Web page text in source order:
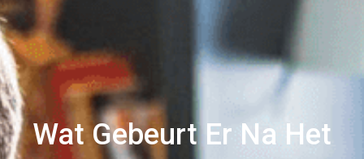
Wat Gebeurt Er Na Het